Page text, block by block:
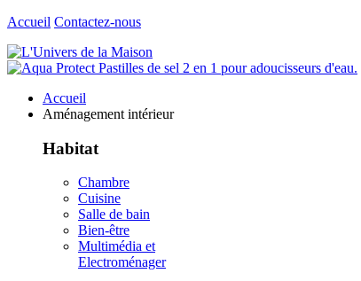
Accueil Contactez-nous
Accueil
Aménagement intérieur
Habitat
Chambre
Cuisine
Salle de bain
Bien-être
Multimédia et
Electroménager